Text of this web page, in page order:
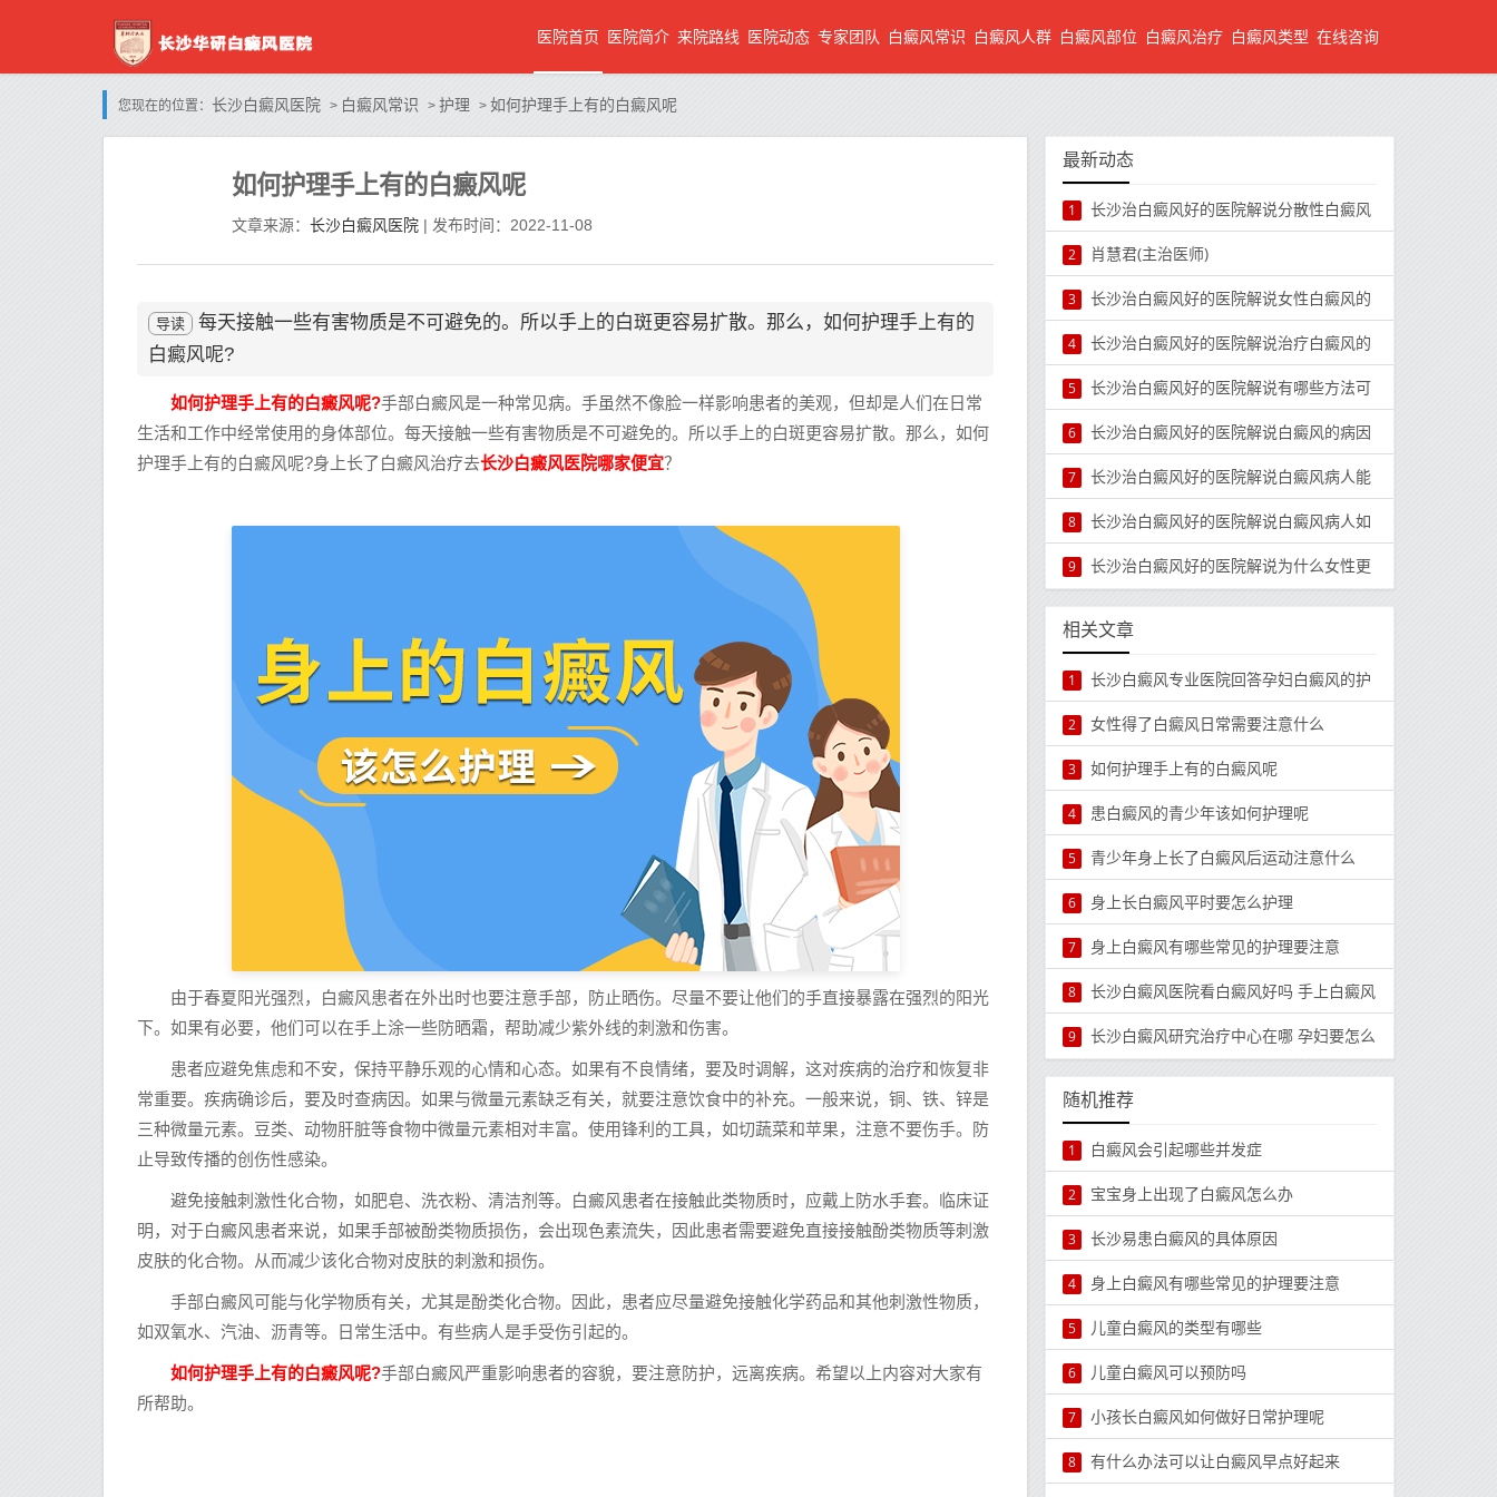
医院首页 医院简介 来院路线 医院动态 专家团队 白癜风常识 白癜风人群 白癜风部位 白癜风治疗 白癜风类型 在线咨询
您现在的位置： 长沙白癜风医院 > 白癜风常识 > 护理 > 如何护理手上有的白癜风呢
如何护理手上有的白癜风呢
文章来源： 长沙白癜风医院 | 发布时间：2022-11-08
导读
每天接触一些有害物质是不可避免的。所以手上的白斑更容易扩散。那么，如何护理手上有的
白癜风呢?
如何护理手上有的白癜风呢?手部白癜风是一种常见病。手虽然不像脸一样影响患者的美观，但却是人们在日常
生活和工作中经常使用的身体部位。每天接触一些有害物质是不可避免的。所以手上的白斑更容易扩散。那么，如何
护理手上有的白癜风呢?身上长了白癜风治疗去长沙白癜风医院哪家便宜？
由于春夏阳光强烈，白癜风患者在外出时也要注意手部，防止晒伤。尽量不要让他们的手直接暴露在强烈的阳光
下。如果有必要，他们可以在手上涂一些防晒霜，帮助减少紫外线的刺激和伤害。
患者应避免焦虑和不安，保持平静乐观的心情和心态。如果有不良情绪，要及时调解，这对疾病的治疗和恢复非
常重要。疾病确诊后，要及时查病因。如果与微量元素缺乏有关，就要注意饮食中的补充。一般来说，铜、铁、锌是
三种微量元素。豆类、动物肝脏等食物中微量元素相对丰富。使用锋利的工具，如切蔬菜和苹果，注意不要伤手。防
止导致传播的创伤性感染。
避免接触刺激性化合物，如肥皂、洗衣粉、清洁剂等。白癜风患者在接触此类物质时，应戴上防水手套。临床证
明，对于白癜风患者来说，如果手部被酚类物质损伤，会出现色素流失，因此患者需要避免直接接触酚类物质等刺激
皮肤的化合物。从而减少该化合物对皮肤的刺激和损伤。
手部白癜风可能与化学物质有关，尤其是酚类化合物。因此，患者应尽量避免接触化学药品和其他刺激性物质，
如双氧水、汽油、沥青等。日常生活中。有些病人是手受伤引起的。
如何护理手上有的白癜风呢?手部白癜风严重影响患者的容貌，要注意防护，远离疾病。希望以上内容对大家有
所帮助。
最新动态
1 长沙治白癜风好的医院解说分散性白癜风
2 肖慧君(主治医师)
3 长沙治白癜风好的医院解说女性白癜风的
4 长沙治白癜风好的医院解说治疗白癜风的
5 长沙治白癜风好的医院解说有哪些方法可
6 长沙治白癜风好的医院解说白癜风的病因
7 长沙治白癜风好的医院解说白癜风病人能
8 长沙治白癜风好的医院解说白癜风病人如
9 长沙治白癜风好的医院解说为什么女性更
相关文章
1 长沙白癜风专业医院回答孕妇白癜风的护
2 女性得了白癜风日常需要注意什么
3 如何护理手上有的白癜风呢
4 患白癜风的青少年该如何护理呢
5 青少年身上长了白癜风后运动注意什么
6 身上长白癜风平时要怎么护理
7 身上白癜风有哪些常见的护理要注意
8 长沙白癜风医院看白癜风好吗 手上白癜风
9 长沙白癜风研究治疗中心在哪 孕妇要怎么
随机推荐
1 白癜风会引起哪些并发症
2 宝宝身上出现了白癜风怎么办
3 长沙易患白癜风的具体原因
4 身上白癜风有哪些常见的护理要注意
5 儿童白癜风的类型有哪些
6 儿童白癜风可以预防吗
7 小孩长白癜风如何做好日常护理呢
8 有什么办法可以让白癜风早点好起来